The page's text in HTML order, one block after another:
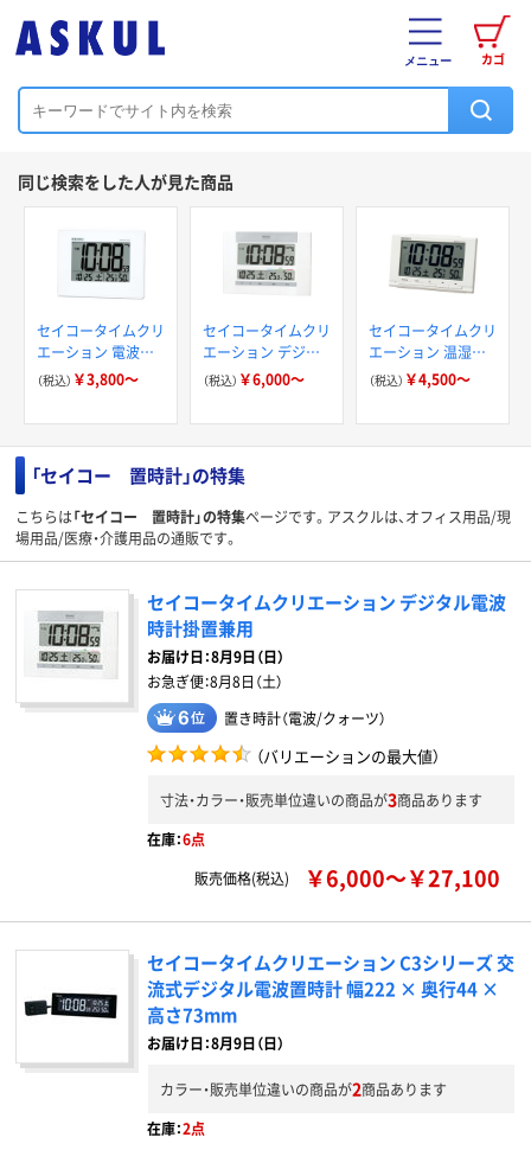
カゴ
メニュー
同じ検索をした人が見た商品
セイコータイムクリ
エーション 電波デ
ジタル時計 温度湿
度表示つき SQ
（税込） ￥3,800～
セイコータイムクリ
エーション デジタ
ル電波時計掛置兼用
（税込） ￥6,000～
セイコータイムクリ
エーション 温湿度
表示付き電波時計
（税込） ￥4,500～
「セイコー 置時計」の特集
こちらは「セイコー 置時計」の特集ページです。アスクルは、オフィス用品/現
場用品/医療・介護用品の通販です。
セイコータイムクリエーション デジタル電波
時計掛置兼用
お届け日：8月9日（日）
お急ぎ便：8月8日（土）
置き時計（電波/クォーツ）
（バリエーションの最大値）
寸法・カラー・販売単位違いの商品が3商品あります
在庫：6点
販売価格(税込)
￥6,000～￥27,100
セイコータイムクリエーション C3シリーズ 交
流式デジタル電波置時計 幅222 × 奥行44 ×
高さ73mm
お届け日：8月9日（日）
カラー・販売単位違いの商品が2商品あります
在庫：2点